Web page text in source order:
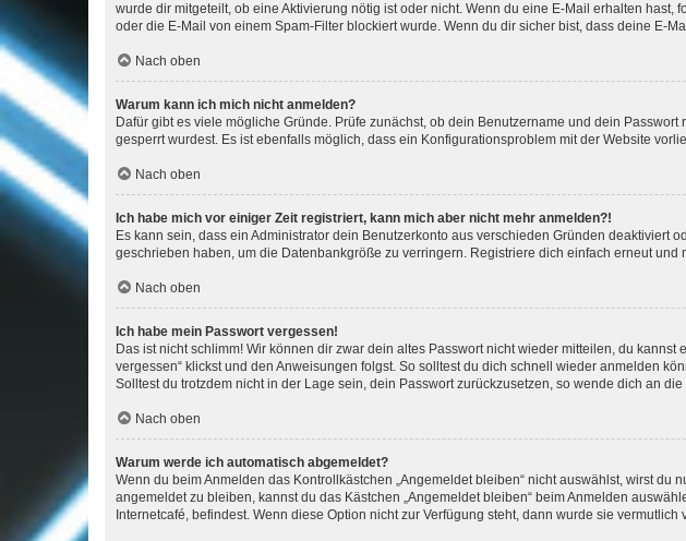
wurde dir mitgeteilt, ob eine Aktivierung nötig ist oder nicht. Wenn du eine E-Mail erhalten
oder die E-Mail von einem Spam-Filter blockiert wurde. Wenn du dir sicher bist, dass deine E-
Nach oben
Warum kann ich mich nicht anmelden?
Dafür gibt es viele mögliche Gründe. Prüfe zunächst, ob dein Benutzername und dein
gesperrt wurdest. Es ist ebenfalls möglich, dass ein Konfigurationsproblem mit der Website
Nach oben
Ich habe mich vor einiger Zeit registriert, kann mich aber nicht mehr anmelden?!
Es kann sein, dass ein Administrator dein Benutzerkonto aus verschieden Gründen
geschrieben haben, um die Datenbankgröße zu verringern. Registriere dich einfach erneut und
Nach oben
Ich habe mein Passwort vergessen!
Das ist nicht schlimm! Wir können dir zwar dein altes Passwort nicht wieder mitteilen, du
vergessen“ klickst und den Anweisungen folgst. So solltest du dich schnell wieder anmelden
Solltest du trotzdem nicht in der Lage sein, dein Passwort zurückzusetzen, so wende dich an
Nach oben
Warum werde ich automatisch abgemeldet?
Wenn du beim Anmelden das Kontrollkästchen „Angemeldet bleiben“ nicht auswählst, wirst
angemeldet zu bleiben, kannst du das Kästchen „Angemeldet bleiben“ beim Anmelden
Internetcafé, befindest. Wenn diese Option nicht zur Verfügung steht, dann wurde sie